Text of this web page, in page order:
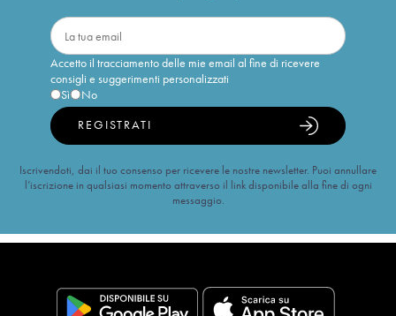
Accetto il tracciamento delle mie email al fine di ricevere
consigli e suggerimenti personalizzati
Sì
No
REGISTRATI
Iscrivendoti, dai il tuo consenso per ricevere le nostre newsletter. Puoi annullare
l’iscrizione in qualsiasi momento attraverso il link disponibile alla fine di ogni
messaggio.